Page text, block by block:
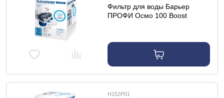
Фильтр для воды Барьер
ПРОФИ Осмо 100 Boost
Н152Р01